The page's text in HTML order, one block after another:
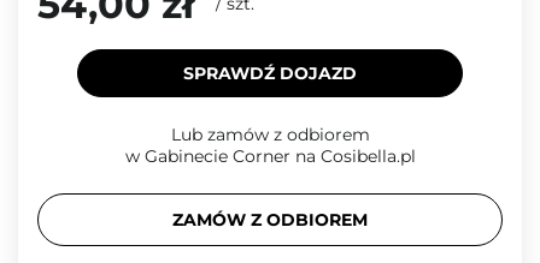
SPRAWDŹ DOJAZD
Lub zamów z odbiorem
w Gabinecie Corner na Cosibella.pl
ZAMÓW Z ODBIOREM